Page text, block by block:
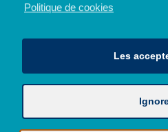
Avec le soutien de la
Politique de cookies
Les